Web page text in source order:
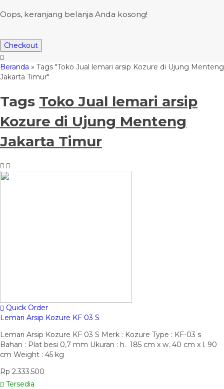
Oops, keranjang belanja Anda kosong!
Checkout
Beranda » Tags "Toko Jual lemari arsip Kozure di Ujung Menteng
Jakarta Timur"
Tags Toko Jual lemari arsip
Kozure di Ujung Menteng
Jakarta Timur
Quick Order
Lemari Arsip Kozure KF 03 S
Lemari Arsip Kozure KF 03 S Merk : Kozure Type : KF-03 s
Bahan : Plat besi 0,7 mm Ukuran : h. 185 cm x w. 40 cm x l. 90
cm Weight : 45 kg
Rp 2.333.500
Tersedia